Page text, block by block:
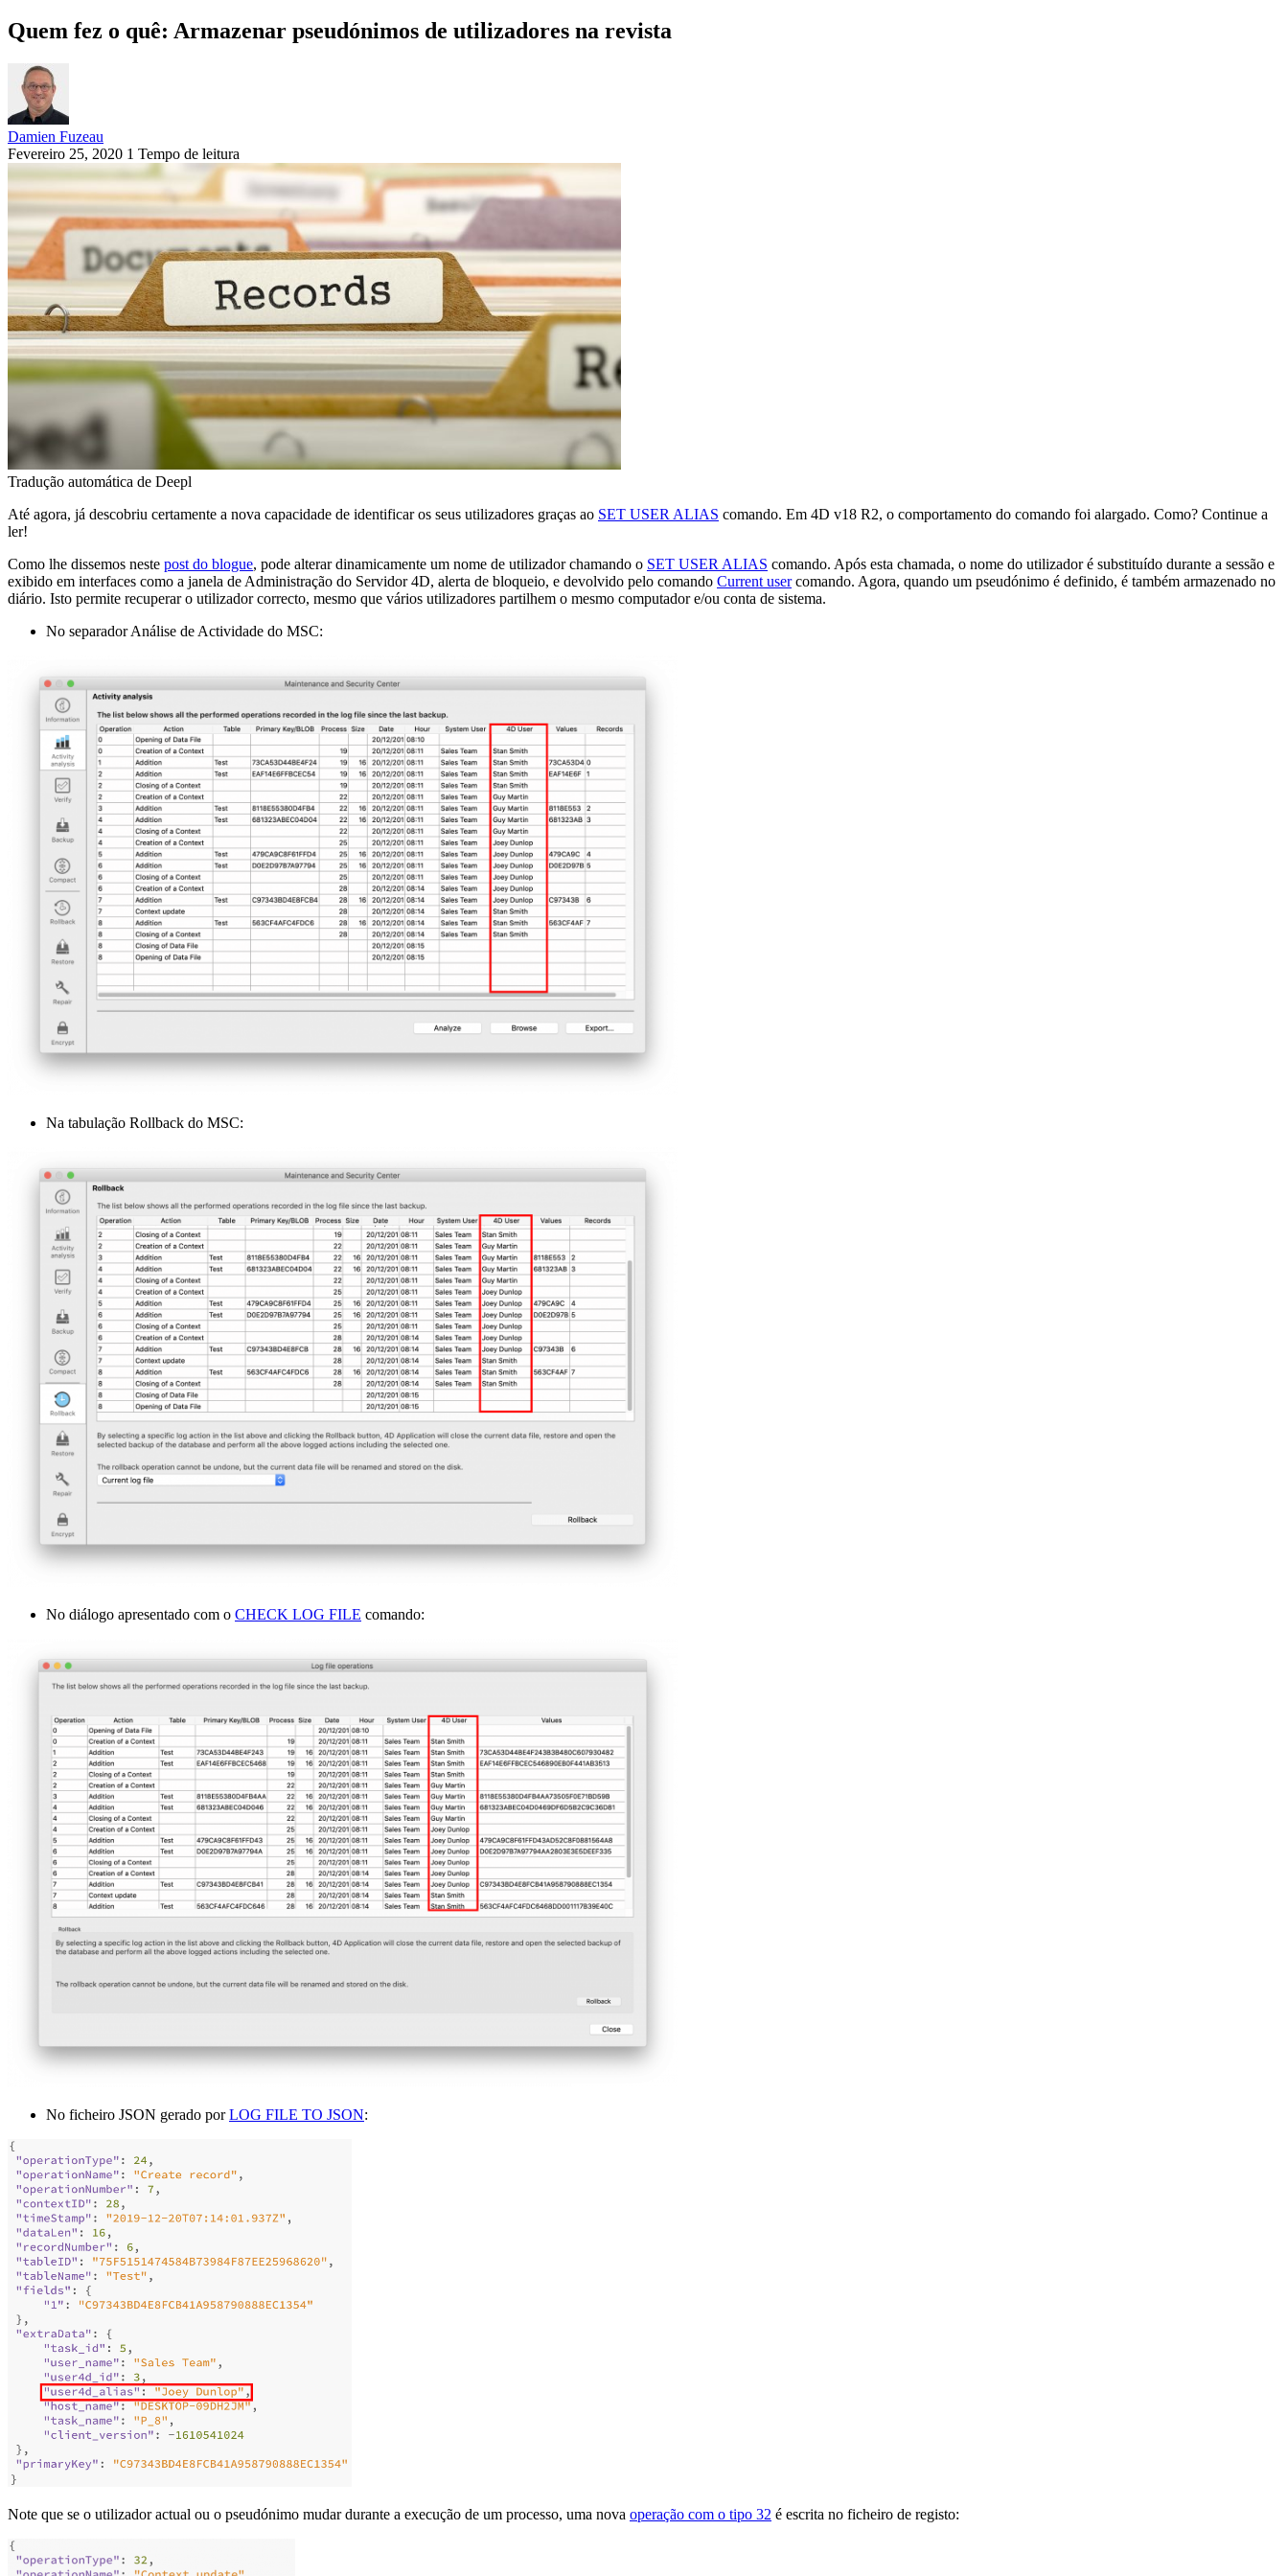
Quem fez o quê: Armazenar pseudónimos de utilizadores na revista
Damien Fuzeau
Fevereiro 25, 2020 1 Tempo de leitura
Tradução automática de Deepl
Até agora, já descobriu certamente a nova capacidade de identificar os seus utilizadores graças ao SET USER ALIAS comando. Em 4D v18 R2, o comportamento do comando foi alargado. Como? Continue a
ler!
Como lhe dissemos neste post do blogue, pode alterar dinamicamente um nome de utilizador chamando o SET USER ALIAS comando. Após esta chamada, o nome do utilizador é substituído durante a sessão e
exibido em interfaces como a janela de Administração do Servidor 4D, alerta de bloqueio, e devolvido pelo comando Current usercomando. Agora, quando um pseudónimo é definido, é também armazenado no
diário. Isto permite recuperar o utilizador correcto, mesmo que vários utilizadores partilhem o mesmo computador e/ou conta de sistema.
No separador Análise de Actividade do MSC:
Na tabulação Rollback do MSC:
No diálogo apresentado com o CHECK LOG FILE comando:
No ficheiro JSON gerado porLOG FILE TO JSON:
Note que se o utilizador actual ou o pseudónimo mudar durante a execução de um processo, uma nova operação com o tipo 32 é escrita no ficheiro de registo: